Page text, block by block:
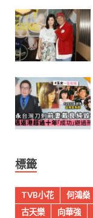
標籤
TVB小花 何鴻燊
古天樂
向華強